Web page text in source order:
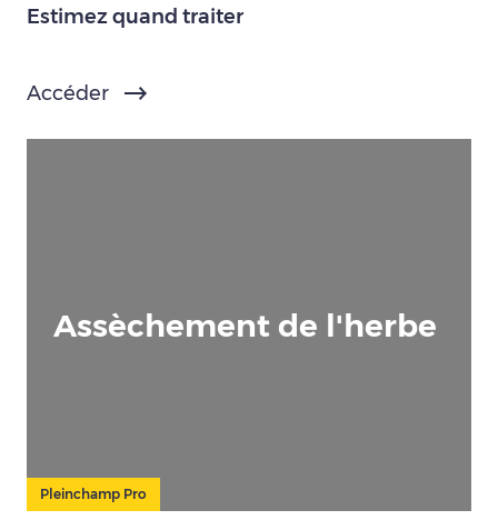
Estimez quand traiter
Accéder
Assèchement de l'herbe
Pleinchamp Pro